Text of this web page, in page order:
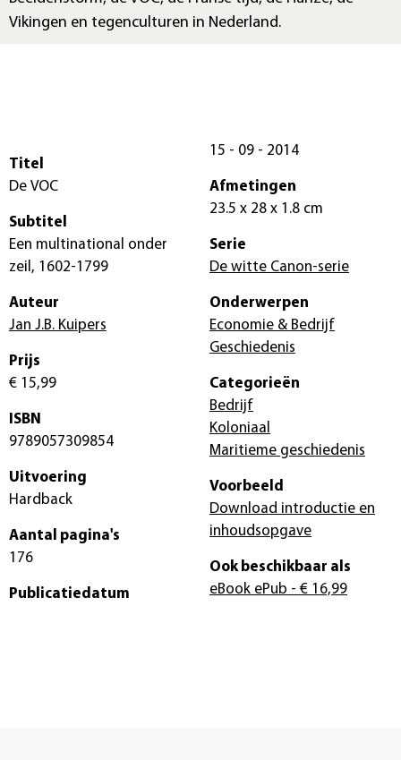
Vikingen en tegenculturen in Nederland.
Titel
De VOC
Subtitel
Een multinational onder
zeil, 1602-1799
Auteur
Jan J.B. Kuipers
Prijs
€ 15,99
ISBN
9789057309854
Uitvoering
Hardback
Aantal pagina's
176
Publicatiedatum
15 - 09 - 2014
Afmetingen
23.5 x 28 x 1.8 cm
Serie
De witte Canon-serie
Onderwerpen
Economie & Bedrijf
Geschiedenis
Categorieën
Bedrijf
Koloniaal
Maritieme geschiedenis
Voorbeeld
Download introductie en
inhoudsopgave
Ook beschikbaar als
eBook ePub - € 16,99